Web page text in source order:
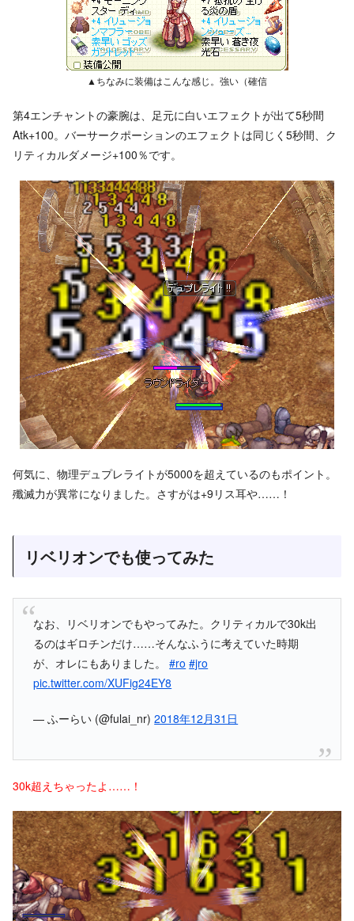
▲ちなみに装備はこんな感じ。強い（確信
第4エンチャントの豪腕は、足元に白いエフェクトが出て5秒間
Atk+100。バーサークポーションのエフェクトは同じく5秒間、ク
リティカルダメージ+100％です。
何気に、物理デュプレライトが5000を超えているのもポイント。
殲滅力が異常になりました。さすがは+9リス耳や……！
リベリオンでも使ってみた
なお、リベリオンでもやってみた。クリティカルで30k出
るのはギロチンだけ……そんなふうに考えていた時期
が、オレにもありました。#ro #jro
pic.twitter.com/XUFig24EY8
— ふーらい (@fulai_nr)2018年12月31日
30k超えちゃったよ……！